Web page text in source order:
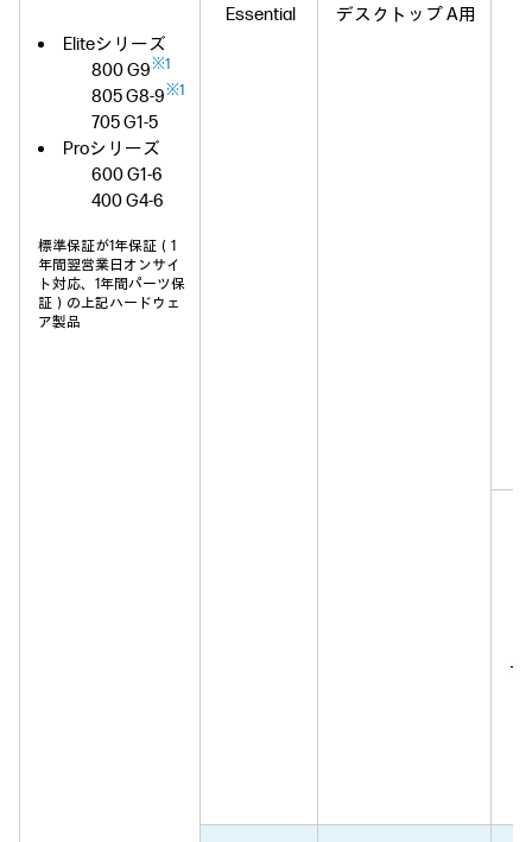
Eliteシリーズ
800 G9※1
805 G8-9※1
705 G1-5
Proシリーズ
600 G1-6
400 G4-6
標準保証が1年保証（1
年間翌営業日オンサイ
ト対応、1年間パーツ保
証）の上記ハードウェ
ア製品
Essential デスクトップ A用